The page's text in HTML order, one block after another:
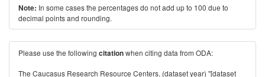
Note: In some cases the percentages do not add up to 100 due to
decimal points and rounding.
Please use the following citationwhen citing data from ODA:
The Caucasus Research Resource Centers. (dataset year) "[dataset